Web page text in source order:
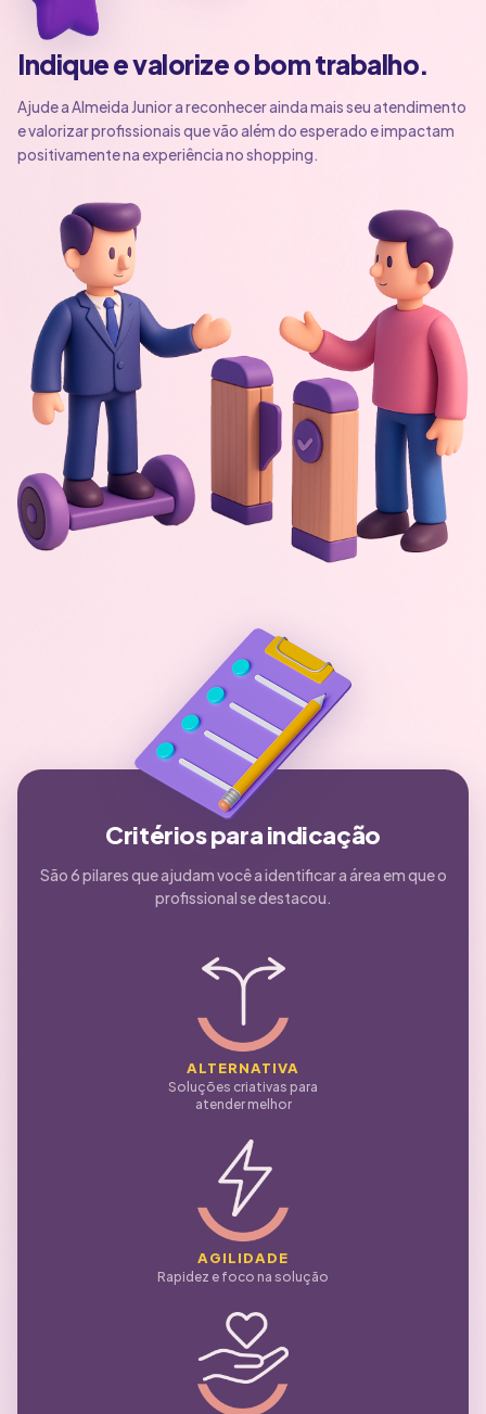
Indique e valorize o bom trabalho.
Ajude a Almeida Junior a reconhecer ainda mais seu atendimento
e valorizar profissionais que vão além do esperado e impactam
positivamente na experiência no shopping.
Critérios para indicação
São 6 pilares que ajudam você a identificar a área em que o
profissional se destacou.
ALTERNATIVA
Soluções criativas para
atender melhor
AGILIDADE
Rapidez e foco na solução